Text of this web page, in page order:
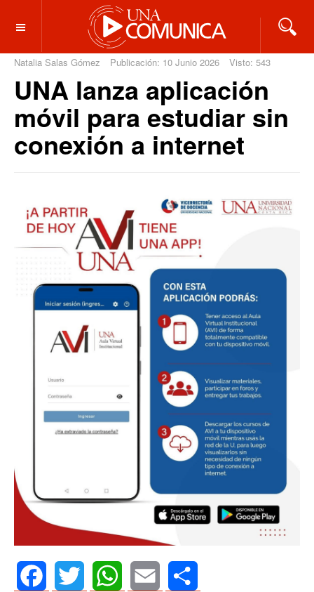
OFF CANVAS
Natalia Salas Gómez Publicación: 10 Junio 2026 Visto: 543
UNA lanza aplicación
móvil para estudiar sin
conexión a internet